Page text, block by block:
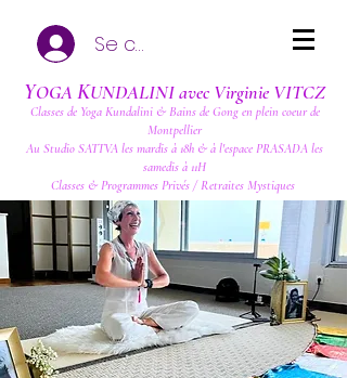
Se connecter
YOGA KUNDALINI avec Virginie VITCZ
Classes de Yoga Kundalini & Bains de Gong en plein coeur de
Montpellier
Au Studio SATTVA les mardis à 18h & à l'espace PRASADA les
samedis à 11H
Classes & Programmes Privés / Retraites Mystiques